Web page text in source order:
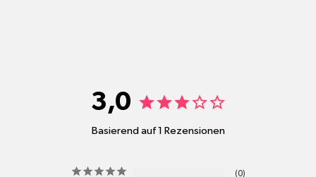
pro
3,0
Basierend auf 1 Rezensionen
0